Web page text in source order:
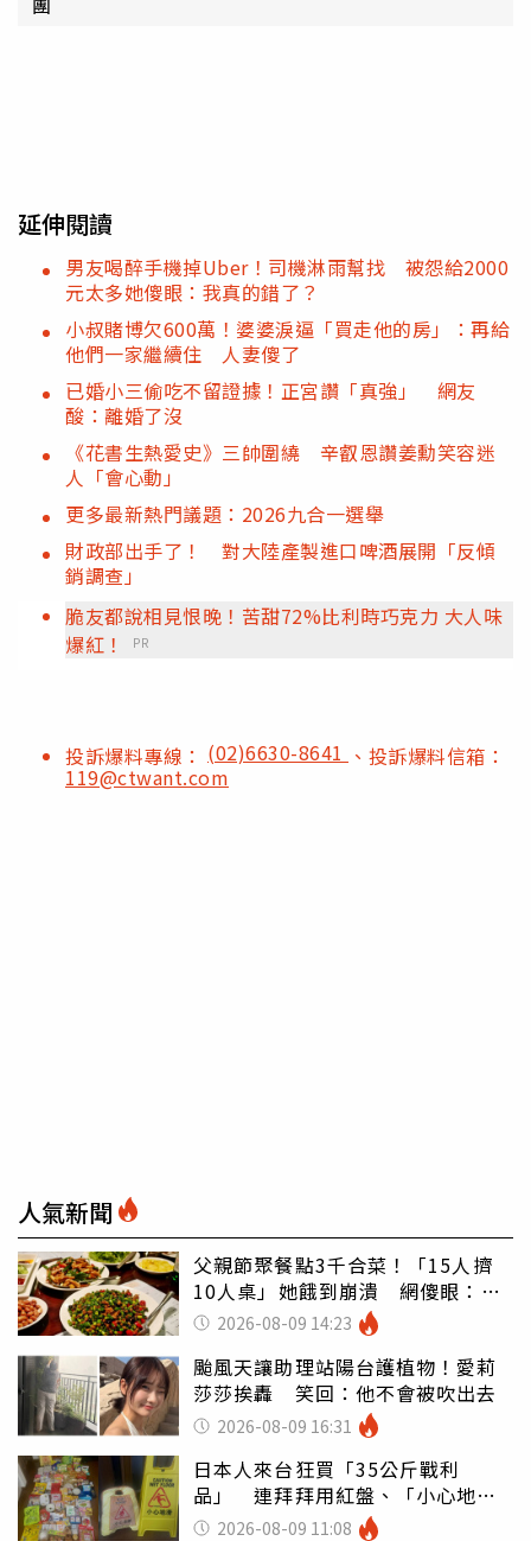
延伸閱讀
男友喝醉手機掉Uber！司機淋雨幫找 被怨給2000
元太多她傻眼：我真的錯了？
小叔賭博欠600萬！婆婆淚逼「買走他的房」：再給
他們一家繼續住 人妻傻了
已婚小三偷吃不留證據！正宮讚「真強」 網友
酸：離婚了沒
《花書生熱愛史》三帥圍繞 辛叡恩讚姜勳笑容迷
人「會心動」
更多最新熱門議題：2026九合一選舉
財政部出手了！ 對大陸產製進口啤酒展開「反傾
銷調查」
脆友都說相見恨晚！苦甜72%比利時巧克力 大人味
爆紅！
PR
投訴爆料專線： (02)6630-8641 、投訴爆料信箱：
119@ctwant.com
人氣新聞
父親節聚餐點3千合菜！「15人擠
10人桌」她餓到崩潰 網傻眼：讓
店家看笑話
2026-08-09 14:23
颱風天讓助理站陽台護植物！愛莉
莎莎挨轟 笑回：他不會被吹出去
2026-08-09 16:31
日本人來台狂買「35公斤戰利
品」 連拜拜用紅盤、「小心地
滑」告示牌也帶回家
2026-08-09 11:08